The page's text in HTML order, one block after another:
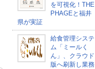
を可視化！THE
PHAGEと福井
県が実証
給食管理システ
ム「ミールく
ん」、クラウド
版へ刷新し業務